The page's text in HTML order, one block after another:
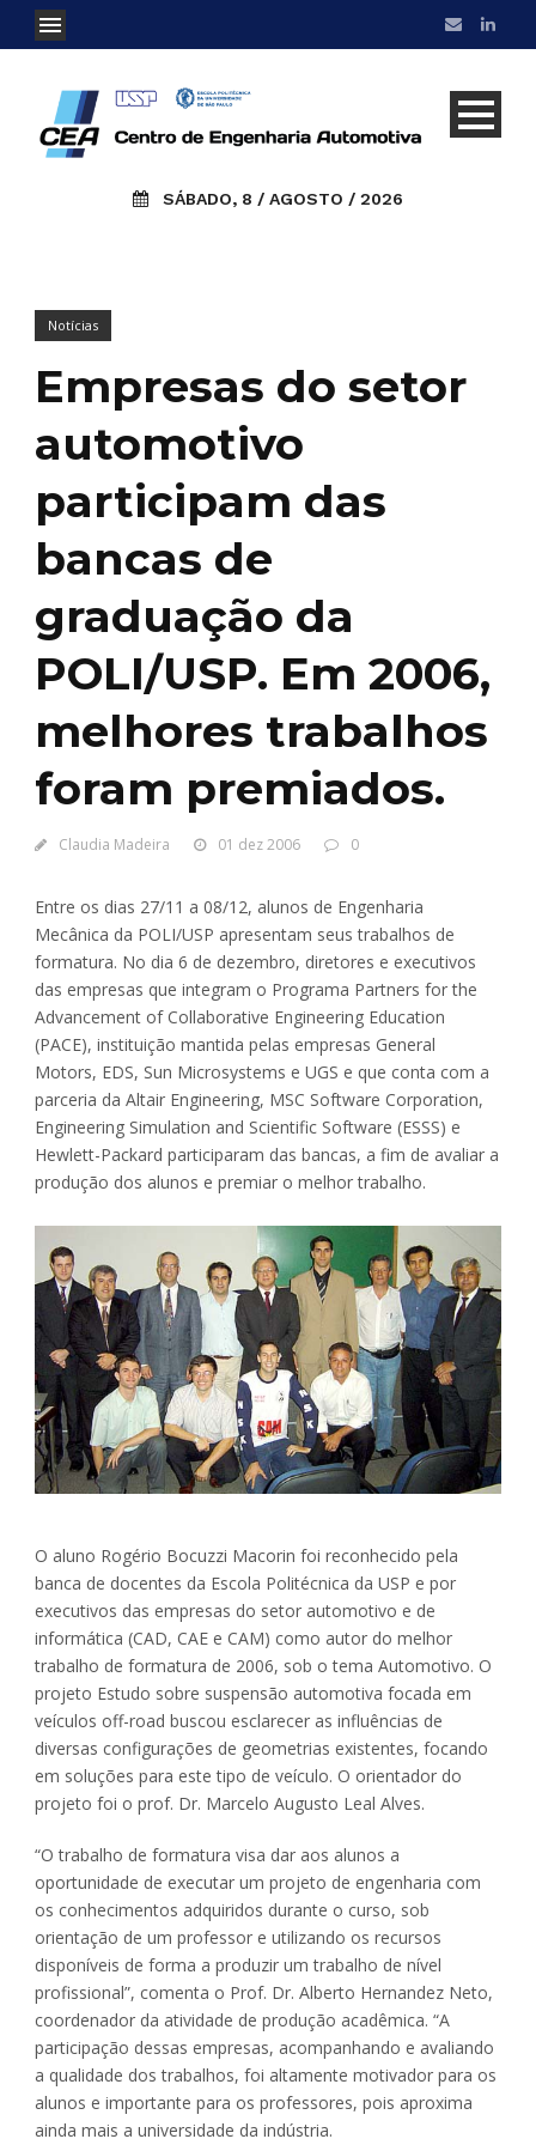
SÁBADO, 8 / AGOSTO / 2026
Notícias
Empresas do setor
automotivo
participam das
bancas de
graduação da
POLI/USP. Em 2006,
melhores trabalhos
foram premiados.
Claudia Madeira 01 dez 2006 0
Entre os dias 27/11 a 08/12, alunos de Engenharia
Mecânica da POLI/USP apresentam seus trabalhos de
formatura. No dia 6 de dezembro, diretores e executivos
das empresas que integram o Programa Partners for the
Advancement of Collaborative Engineering Education
(PACE), instituição mantida pelas empresas General
Motors, EDS, Sun Microsystems e UGS e que conta com a
parceria da Altair Engineering, MSC Software Corporation,
Engineering Simulation and Scientific Software (ESSS) e
Hewlett-Packard participaram das bancas, a fim de avaliar a
produção dos alunos e premiar o melhor trabalho.
O aluno Rogério Bocuzzi Macorin foi reconhecido pela
banca de docentes da Escola Politécnica da USP e por
executivos das empresas do setor automotivo e de
informática (CAD, CAE e CAM) como autor do melhor
trabalho de formatura de 2006, sob o tema Automotivo. O
projeto Estudo sobre suspensão automotiva focada em
veículos off-road buscou esclarecer as influências de
diversas configurações de geometrias existentes, focando
em soluções para este tipo de veículo. O orientador do
projeto foi o prof. Dr. Marcelo Augusto Leal Alves.
“O trabalho de formatura visa dar aos alunos a
oportunidade de executar um projeto de engenharia com
os conhecimentos adquiridos durante o curso, sob
orientação de um professor e utilizando os recursos
disponíveis de forma a produzir um trabalho de nível
profissional”, comenta o Prof. Dr. Alberto Hernandez Neto,
coordenador da atividade de produção acadêmica. “A
participação dessas empresas, acompanhando e avaliando
a qualidade dos trabalhos, foi altamente motivador para os
alunos e importante para os professores, pois aproxima
ainda mais a universidade da indústria.